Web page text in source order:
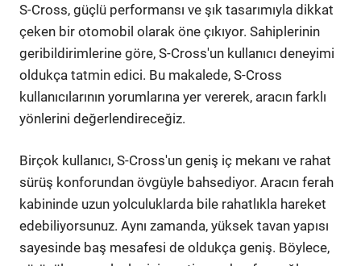
S-Cross, güçlü performansı ve şık tasarımıyla dikkat
çeken bir otomobil olarak öne çıkıyor. Sahiplerinin
geribildirimlerine göre, S-Cross'un kullanıcı deneyimi
oldukça tatmin edici. Bu makalede, S-Cross
kullanıcılarının yorumlarına yer vererek, aracın farklı
yönlerini değerlendireceğiz.
Birçok kullanıcı, S-Cross'un geniş iç mekanı ve rahat
sürüş konforundan övgüyle bahsediyor. Aracın ferah
kabininde uzun yolculuklarda bile rahatlıkla hareket
edebiliyorsunuz. Aynı zamanda, yüksek tavan yapısı
sayesinde baş mesafesi de oldukça geniş. Böylece,